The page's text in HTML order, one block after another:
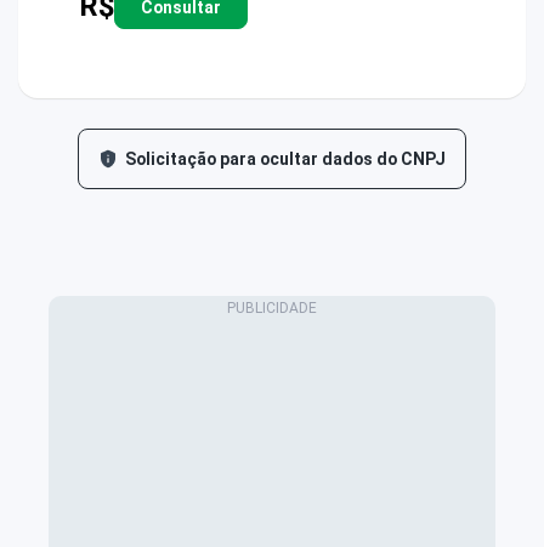
Consultar
Solicitação para ocultar dados do CNPJ